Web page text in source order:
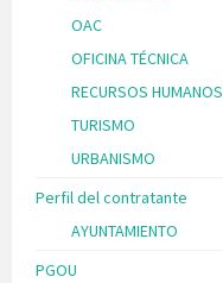
OAC
OFICINA TÉCNICA
RECURSOS HUMANOS
TURISMO
URBANISMO
Perfil del contratante
AYUNTAMIENTO
PGOU